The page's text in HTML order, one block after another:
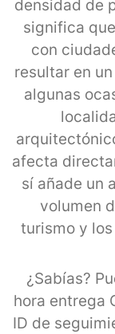
densidad de
significa
con
resultar en
algunas
afecta
sí añade un
volumen
turismo y
¿Sabías?
hora entrega
ID de